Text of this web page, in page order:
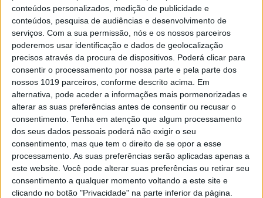
conteúdos personalizados, medição de publicidade e
conteúdos, pesquisa de audiências e desenvolvimento de
serviços. Com a sua permissão, nós e os nossos parceiros
poderemos usar identificação e dados de geolocalização
precisos através da procura de dispositivos. Poderá clicar para
consentir o processamento por nossa parte e pela parte dos
nossos 1019 parceiros, conforme descrito acima. Em
alternativa, pode aceder a informações mais pormenorizadas e
alterar as suas preferências antes de consentir ou recusar o
consentimento. Tenha em atenção que algum processamento
dos seus dados pessoais poderá não exigir o seu
consentimento, mas que tem o direito de se opor a esse
processamento. As suas preferências serão aplicadas apenas a
este website. Você pode alterar suas preferências ou retirar seu
consentimento a qualquer momento voltando a este site e
clicando no botão "Privacidade" na parte inferior da página.
versão GTX, com tração integral, graças a dois motores
elétricos capazes de desenvolver 340 CV. Uma versão
que terá outras características distintivas ao nível do
design, jantes e interior. Curiosamente, a mesma
motorização desta versão GTX que, na prática consiste
na adição de um motor frontal, estará disponível como
opcional (€2000) nas restantes versões. Mais tarde
deverá surgir uma versão de acesso, a Pure (cinco
lugares), com bateria de cerca de 60 kWh de capacidade
(autonomia WLTP de 330 km) e motor de 170 cavalos.